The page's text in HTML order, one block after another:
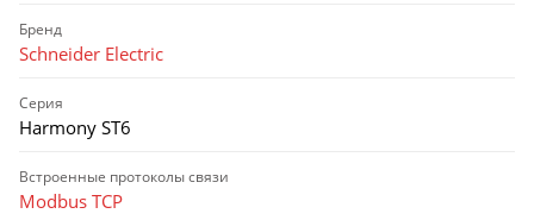
Бренд
Schneider Electric
Серия
Harmony ST6
Встроенные протоколы связи
Modbus TCP